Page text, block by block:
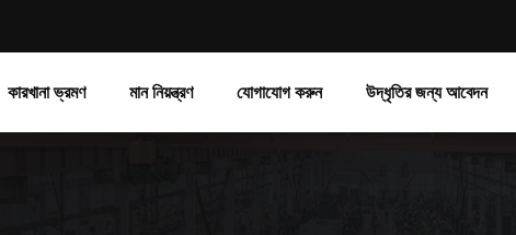
কারখানা ভ্রমণ মান নিয়ন্ত্রণ যোগাযোগ করুন উদ্ধৃতির জন্য আবেদন